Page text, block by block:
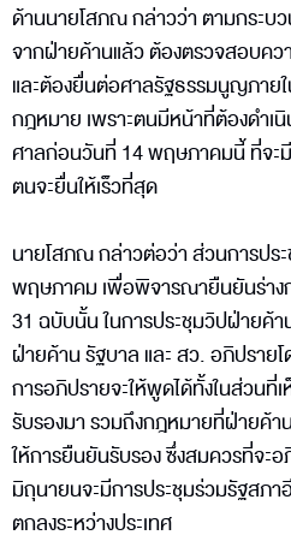
ด้านนายโสภณ กล่าวว่า ตามกระบ
จากฝ่ายค้านแล้ว ต้องตรวจสอบค
และต้องยื่นต่อศาลรัฐธรรมนูญภาย
กฎหมาย เพราะตนมีหน้าที่ต้องดำเ
ศาลก่อนวันที่ 14 พฤษภาคมนี้ ที่จะ
ตนจะยื่นให้เร็วที่สุด
นายโสภณ กล่าวต่อว่า ส่วนการปร
พฤษภาคม เพื่อพิจารณายืนยันร่า
31 ฉบับนั้น ในการประชุมวิปฝ่ายค้
ฝ่ายค้าน รัฐบาล และ สว. อภิปรายโ
การอภิปรายจะให้พูดได้ทั้งในส่วน
รับรองมา รวมถึงกฎหมายที่ฝ่ายค้า
ให้การยืนยันรับรอง ซึ่งสมควรที่จะอ
มิถุนายนจะมีการประชุมร่วมรัฐสภ
ตกลงระหว่างประเทศ